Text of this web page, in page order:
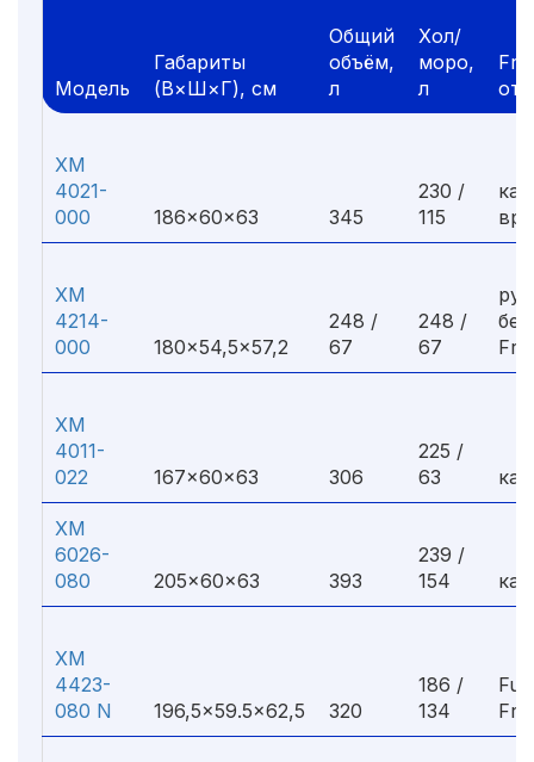
Модель
Габариты
(В×Ш×Г), см
Общий
объём,
л
Хол/
моро,
л
ХМ
4021-
000
186×60×63 345
230 /
115
ХМ
4214-
000
180×54,5×57,2
248 /
67
248 /
67
ХМ
4011-
022
167×60×63 306
225 /
63
ХМ
6026-
080
205×60×63 393
239 /
154
ХМ
4423-
080 N
196,5×59.5×62,5 320
186 /
134